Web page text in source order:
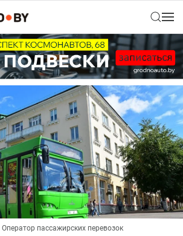
| Оператор пассажирских перевозок